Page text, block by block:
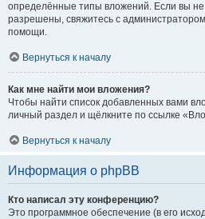
определённые типы вложений. Если вы не
разрешены, свяжитесь с
помощи.
Вернуться к началу
Как мне найти мои вложения?
Чтобы найти список добавленных вами
личный раздел и щёлкните по ссылке
Вернуться к началу
Информация о phpBB
Кто написал эту конференцию?
Это программное обеспечение (в его